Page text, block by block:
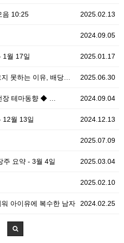
2025.02.13
음 10:25
2024.09.05
2025.01.17
1월 17일
2025.06.30
는 이유, 배당소득분리과…
2024.09.04
테마동향 ◆ …
2024.12.13
12월 13일
2025.07.09
2025.03.04
주 요약 - 3월 4일
2025.02.10
2024.02.25
아이유에 복수한 남자